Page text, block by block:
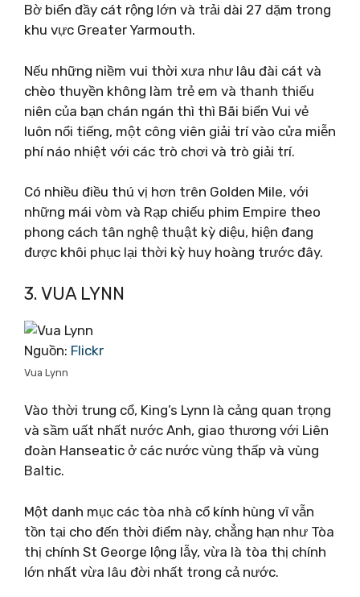
Bờ biển đầy cát rộng lớn và trải dài 27 dặm trong
khu vực Greater Yarmouth.
Nếu những niềm vui thời xưa như lâu đài cát và
chèo thuyền không làm trẻ em và thanh thiếu
niên của bạn chán ngán thì thì Bãi biển Vui vẻ
luôn nổi tiếng, một công viên giải trí vào cửa miễn
phí náo nhiệt với các trò chơi và trò giải trí.
Có nhiều điều thú vị hơn trên Golden Mile, với
những mái vòm và Rạp chiếu phim Empire theo
phong cách tân nghệ thuật kỳ diệu, hiện đang
được khôi phục lại thời kỳ huy hoàng trước đây.
3. VUA LYNN
Nguồn: Flickr
Vua Lynn
Vào thời trung cổ, King’s Lynn là cảng quan trọng
và sầm uất nhất nước Anh, giao thương với Liên
đoàn Hanseatic ở các nước vùng thấp và vùng
Baltic.
Một danh mục các tòa nhà cổ kính hùng vĩ vẫn
tồn tại cho đến thời điểm này, chẳng hạn như Tòa
thị chính St George lộng lẫy, vừa là tòa thị chính
lớn nhất vừa lâu đời nhất trong cả nước.